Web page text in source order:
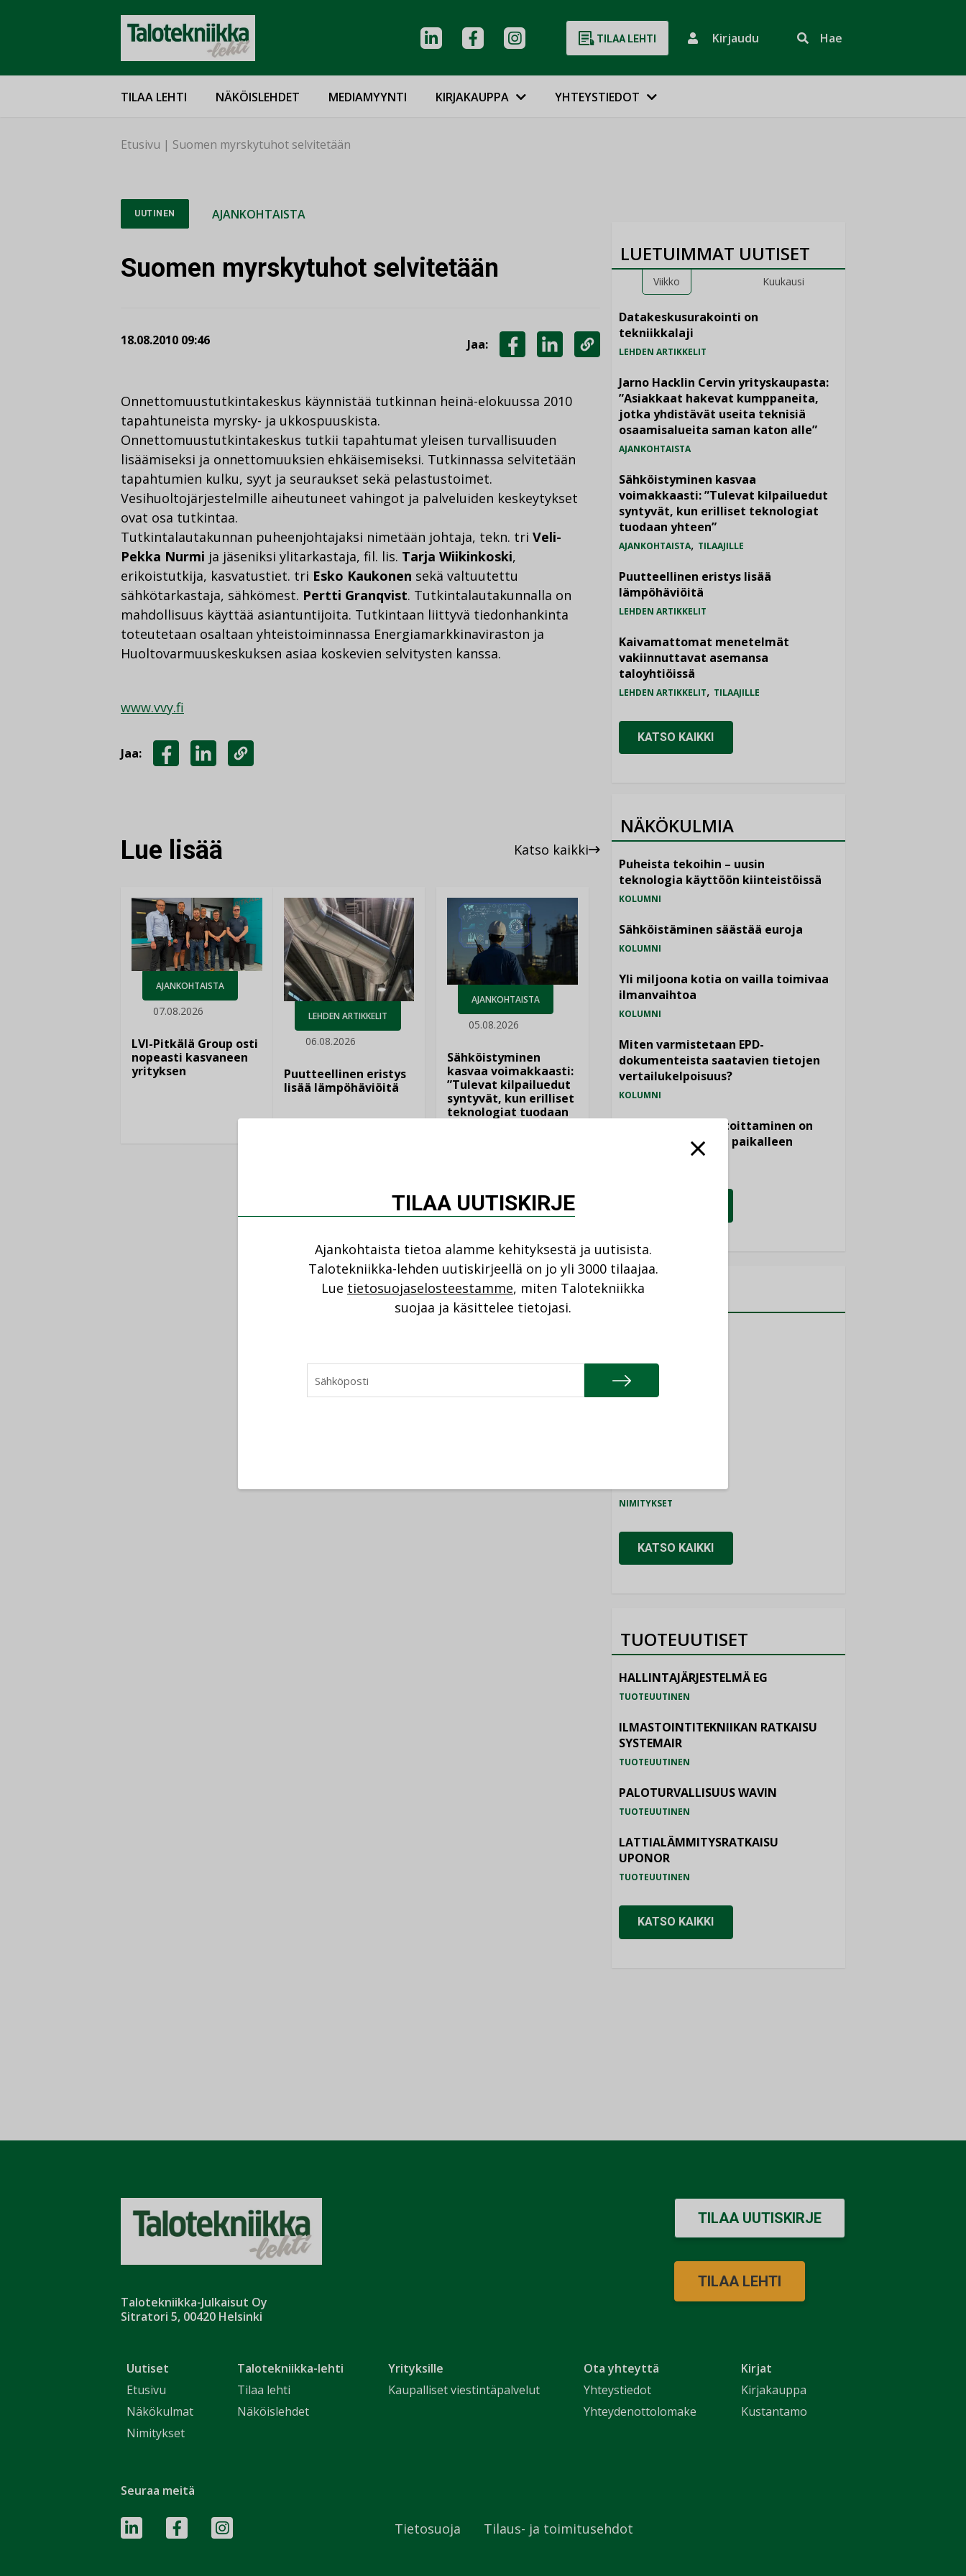
TILAA LEHTI Kirjaudu Hae
TILAA LEHTI NÄKÖISLEHDET MEDIAMYYNTI KIRJAKAUPPA YHTEYSTIEDOT
Etusivu | Suomen myrskytuhot selvitetään
UUTINEN AJANKOHTAISTA
Suomen myrskytuhot selvitetään
18.08.2010 09:46 Jaa:
LINKEDINISSÄ
LINKKI
Onnettomuustutkintakeskus käynnistää tutkinnan heinä-elokuussa 2010
tapahtuneista myrsky- ja ukkospuuskista.
Onnettomuustutkintakeskus tutkii tapahtumat yleisen turvallisuuden
lisäämiseksi ja onnettomuuksien ehkäisemiseksi. Tutkinnassa selvitetään
tapahtumien kulku, syyt ja seuraukset sekä pelastustoimet.
Vesihuoltojärjestelmille aiheutuneet vahingot ja palveluiden keskeytykset
ovat osa tutkintaa.
Tutkintalautakunnan puheenjohtajaksi nimetään johtaja, tekn. tri Veli-
Pekka Nurmi ja jäseniksi ylitarkastaja, fil. lis. Tarja Wiikinkoski,
erikoistutkija, kasvatustiet. tri Esko Kaukonen sekä valtuutettu
sähkötarkastaja, sähkömest. Pertti Granqvist. Tutkintalautakunnalla on
mahdollisuus käyttää asiantuntijoita. Tutkintaan liittyvä tiedonhankinta
toteutetaan osaltaan yhteistoiminnassa Energiamarkkinaviraston ja
Huoltovarmuuskeskuksen asiaa koskevien selvitysten kanssa.
www.vvy.fi
Jaa:
Lue lisää Katso kaikki
AJANKOHTAISTA
07.08.2026
LVI-Pitkälä Group osti
nopeasti kasvaneen
yrityksen
LEHDEN ARTIKKELIT
06.08.2026
Puutteellinen eristys
lisää lämpöhäviöitä
AJANKOHTAISTA
05.08.2026
Sähköistyminen
kasvaa voimakkaasti:
”Tulevat kilpailuedut
syntyvät, kun erilliset
teknologiat tuodaan
LUETUIMMAT UUTISET
Viikko Kuukausi
Datakeskusurakointi on
tekniikkalaji
LEHDEN ARTIKKELIT
Jarno Hacklin Cervin yrityskaupasta:
”Asiakkaat hakevat kumppaneita,
jotka yhdistävät useita teknisiä
osaamisalueita saman katon alle”
AJANKOHTAISTA
Sähköistyminen kasvaa
voimakkaasti: ”Tulevat kilpailuedut
syntyvät, kun erilliset teknologiat
tuodaan yhteen”
AJANKOHTAISTA, TILAAJILLE
Puutteellinen eristys lisää
lämpöhäviöitä
LEHDEN ARTIKKELIT
Kaivamattomat menetelmät
vakiinnuttavat asemansa
taloyhtiöissä
LEHDEN ARTIKKELIT, TILAAJILLE
KATSO KAIKKI
NÄKÖKULMIA
Puheista tekoihin – uusin
teknologia käyttöön kiinteistöissä
KOLUMNI
Sähköistäminen säästää euroja
KOLUMNI
Yli miljoona kotia on vailla toimivaa
ilmanvaihtoa
KOLUMNI
Miten varmistetaan EPD-
dokumenteista saatavien tietojen
vertailukelpoisuus?
KOLUMNI
Vesi- ja viemärimitoittaminen on
jämähtänyt ajassa paikalleen
NIMITYKSET
Refair
NIMITYKSET
KATSO KAIKKI
TUOTEUUTISET
HALLINTAJÄRJESTELMÄ EG
TUOTEUUTINEN
ILMASTOINTITEKNIIKAN RATKAISU
SYSTEMAIR
TUOTEUUTINEN
PALOTURVALLISUUS WAVIN
TUOTEUUTINEN
LATTIALÄMMITYSRATKAISU
UPONOR
TUOTEUUTINEN
KATSO KAIKKI
Talotekniikka-Julkaisut Oy
Sitratori 5, 00420 Helsinki
Uutiset
Etusivu
Näkökulmat
Nimitykset
Talotekniikka-lehti
Tilaa lehti
Näköislehdet
Yrityksille
Kaupalliset viestintäpalvelut
Ota yhteyttä
Yhteystiedot
Yhteydenottolomake
Kirjat
Kirjakauppa
Kustantamo
TILAA UUTISKIRJE
TILAA LEHTI
Seuraa meitä
Tietosuoja Tilaus- ja toimitusehdot
TILAA UUTISKIRJE
Ajankohtaista tietoa alamme kehityksestä ja uutisista.
Talotekniikka-lehden uutiskirjeellä on jo yli 3000 tilaajaa.
Lue tietosuojaselosteestamme, miten Talotekniikka
suojaa ja käsittelee tietojasi.